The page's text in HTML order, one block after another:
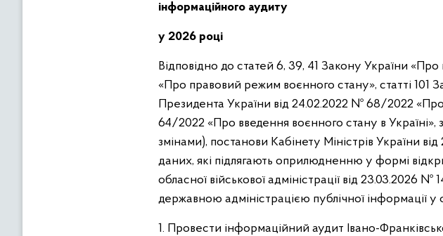
інформаційного аудиту
у 2026 році
Відповідно до статей 6, 39, 41 Закону України «Про
«Про правовий режим воєнного стану», статті 101
Президента України від 24.02.2022 № 68/2022 «Про
64/2022 «Про введення воєнного стану в
змінами), постанови Кабінету Міністрів України
даних, які підлягають оприлюдненню у формі
обласної військової адміністрації від
державною адміністрацією публічної інформації
1. Провести інформаційний аудит Івано-